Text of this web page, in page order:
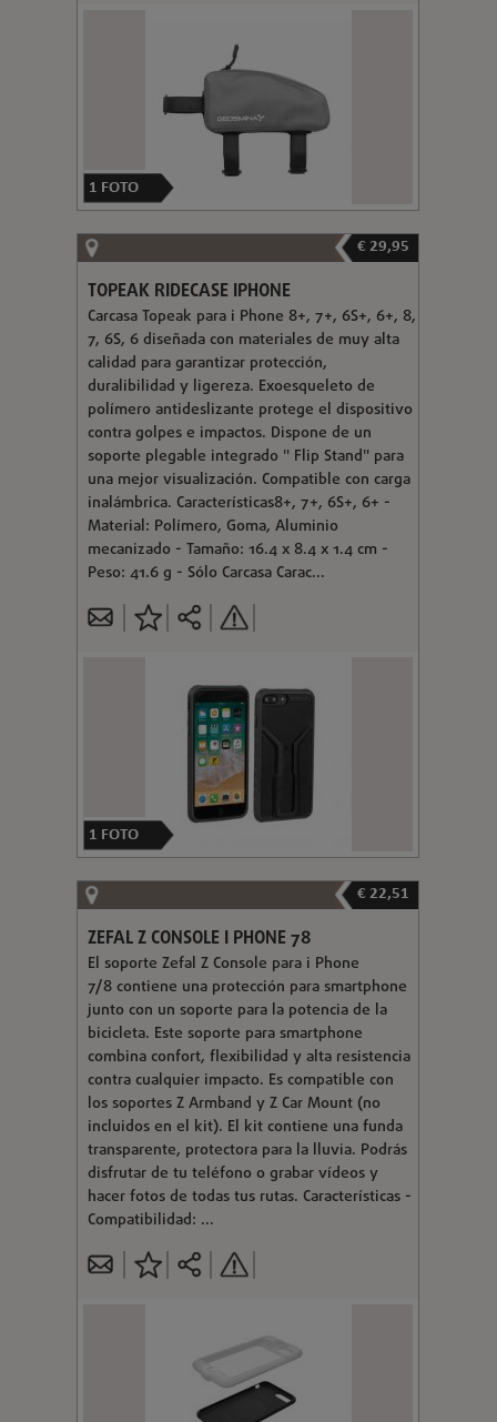
1 FOTO
€ 29,95
TOPEAK RIDECASE IPHONE
Carcasa Topeak para i Phone 8+, 7+, 6S+, 6+, 8,
7, 6S, 6 diseñada con materiales de muy alta
calidad para garantizar protección,
duralibilidad y ligereza. Exoesqueleto de
polímero antideslizante protege el dispositivo
contra golpes e impactos. Dispone de un
soporte plegable integrado " Flip Stand" para
una mejor visualización. Compatible con carga
inalámbrica. Características8+, 7+, 6S+, 6+ -
Material: Polímero, Goma, Aluminio
mecanizado - Tamaño: 16.4 x 8.4 x 1.4 cm -
Peso: 41.6 g - Sólo Carcasa Carac...
1 FOTO
€ 22,51
ZEFAL Z CONSOLE I PHONE 78
El soporte Zefal Z Console para i Phone
7/8 contiene una protección para smartphone
junto con un soporte para la potencia de la
bicicleta. Este soporte para smartphone
combina confort, flexibilidad y alta resistencia
contra cualquier impacto. Es compatible con
los soportes Z Armband y Z Car Mount (no
incluidos en el kit). El kit contiene una funda
transparente, protectora para la lluvia. Podrás
disfrutar de tu teléfono o grabar vídeos y
hacer fotos de todas tus rutas. Características -
Compatibilidad: ...